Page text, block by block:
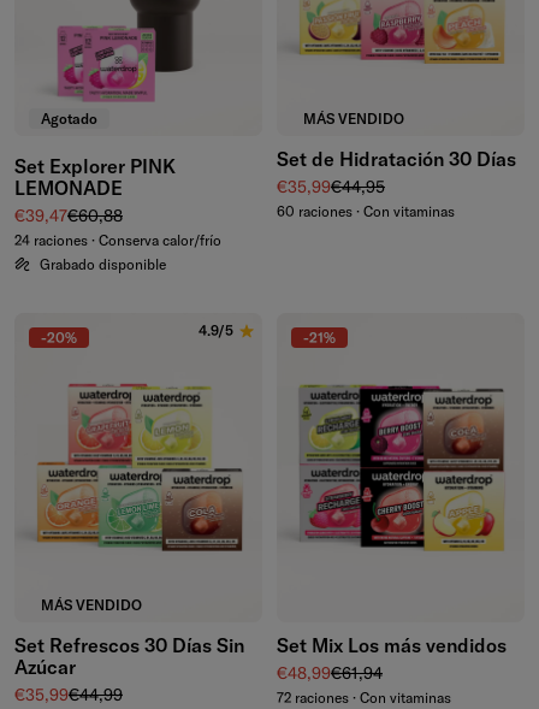
Agotado
Set Explorer PINK
LEMONADE
Precio de venta
€39,47Precio normal
€60,88
24 raciones · Conserva calor/frío
Grabado disponible
MÁS VENDIDO
Set de Hidratación 30 Días
Precio de venta
€35,99Precio normal
€44,95
60 raciones · Con vitaminas
-20%
MÁS VENDIDO
4.9/5
Set Refrescos 30 Días Sin
Azúcar
Precio de venta
€35,99Precio normal
€44,99
-21%
Set Mix Los más vendidos
Precio de venta
€48,99Precio normal
€61,94
72 raciones · Con vitaminas